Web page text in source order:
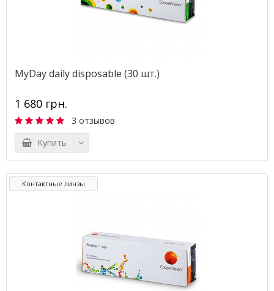
MyDay daily disposable (30 шт.)
1 680 грн.
3 отзывов
Купить
Контактные линзы